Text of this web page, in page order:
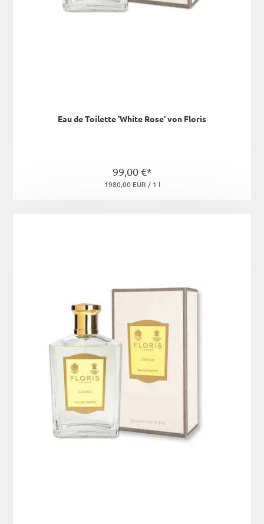
Eau de Toilette 'White Rose' von Floris
99,00 €*
1980,00 EUR / 1 l